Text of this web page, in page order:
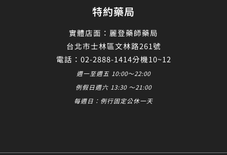
特約藥局
實體店面：麗登藥師藥局
台北市士林區文林路261號
電話：02-2888-1414分機10~12
週一至週五 10:00～22:00
例假日週六 13:30 ～21:00
每週日：例行固定公休一天